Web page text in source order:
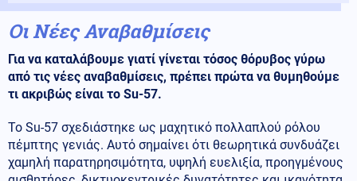
Οι Νέες Αναβαθμίσεις
Για να καταλάβουμε γιατί γίνεται τόσος θόρυβος γύρω
από τις νέες αναβαθμίσεις, πρέπει πρώτα να θυμηθούμε
τι ακριβώς είναι το Su-57.
Το Su-57 σχεδιάστηκε ως μαχητικό πολλαπλού ρόλου
πέμπτης γενιάς. Αυτό σημαίνει ότι θεωρητικά συνδυάζει
χαμηλή παρατηρησιμότητα, υψηλή ευελιξία, προηγμένους